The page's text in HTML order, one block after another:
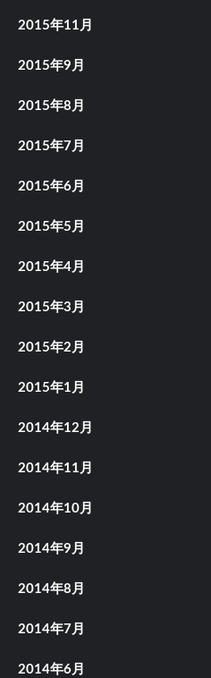
2015年11月
2015年9月
2015年8月
2015年7月
2015年6月
2015年5月
2015年4月
2015年3月
2015年2月
2015年1月
2014年12月
2014年11月
2014年10月
2014年9月
2014年8月
2014年7月
2014年6月